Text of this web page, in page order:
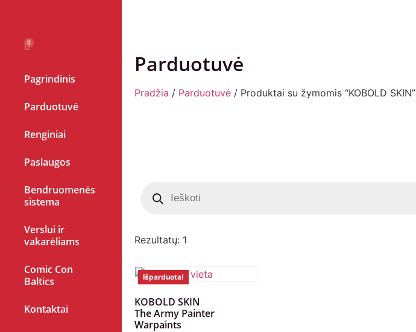
Pagrindinis
Parduotuvė
Renginiai
Paslaugos
Bendruomenės
sistema
Verslui ir
vakarėliams
Comic Con
Baltics
Kontaktai
Parduotuvė
Pradžia / Parduotuvė/ Produktai su žymomis “KOBOLD SKIN”
Rezultatų: 1
Išparduota!
KOBOLD SKIN
The Army Painter
Warpaints